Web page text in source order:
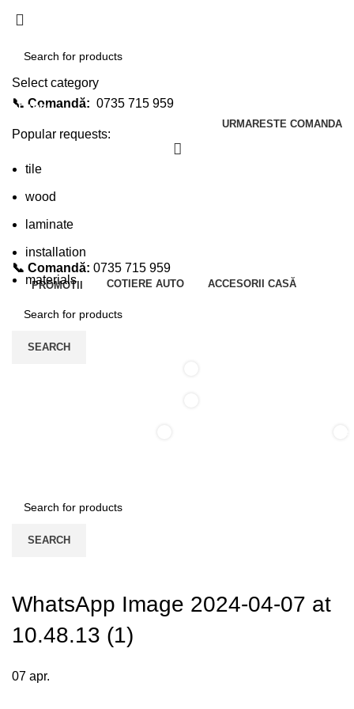
📞 Comandă: 0735 715 959
URMARESTE COMANDA
📞 Comandă: 0735 715 959
PROMOTII COTIERE AUTO ACCESORII CASĂ
SEARCH
SEARCH
WhatsApp Image 2024-04-07 at
10.48.13 (1)
07 apr.
Select category
SEARCH
Popular requests:
tile
wood
laminate
installation
materials